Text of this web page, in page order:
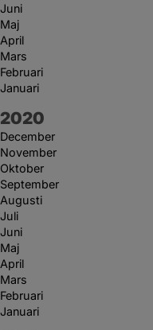
Juni
Maj
April
Mars
Februari
Januari
År:
2020
December
November
Oktober
September
Augusti
Juli
Juni
Maj
April
Mars
Februari
Januari